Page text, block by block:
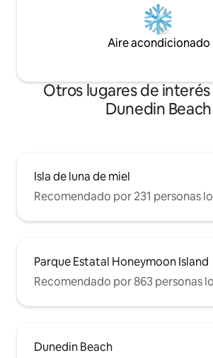
Aire acondicionado
Otros lugares de
Dunedin Beach
Isla de luna de miel
Recomendado por 231 personas
Parque Estatal Honeymoon Island
Recomendado por 863 personas
Dunedin Beach